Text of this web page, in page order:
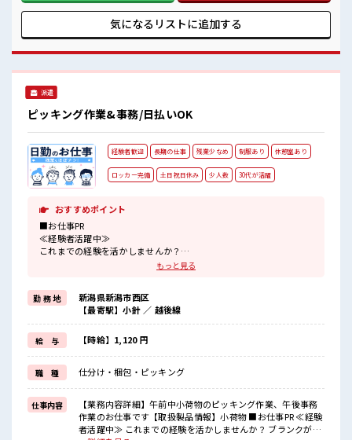
です！ ■職場の雰囲気 休憩室で自分タイム！ のんびりスマホ
チェック♪ 持ち物が多いあなたにもぴったり☆ ロッカー付き
職場♪ 残業はほとんどなし！ プライベートも謳歌できる☆
気になるリストに追加する
派遣
ピッキング作業&事務/日払いOK
経験者歓迎 長期の仕事 残業少なめ 制服あり 休憩室あり
ロッカー完備 土日祝日休み 少人数 30代が活躍
おすすめポイント
■お仕事PR
≪経験者活躍中≫
これまでの経験を活かしませんか？
≪プライベートが充実する≫
場合によってはお願いすることもありますが、
残業はほとんどナシ！
≪土日祝休のお仕事≫
家族や友人と一緒にプライベート満喫！
制服があると毎日の服選びに悩まずOK♪
≪自分に向いている仕事が探せる≫
困った事などがあれば、
担当がしっかりサポートします！
■職場の雰囲気
少人数でアットホームな雰囲気の職場！
もっと見る
勤 務 地
新潟県新潟市西区
【最寄駅】小針 ／ 越後線
給 与 【時給】1,120 円
職 種 仕分け・梱包・ピッキング
仕事内容
【業務内容詳細】午前中小荷物のピッキング作業、午後事務
作業のお仕事です【取扱製品情報】小荷物 ■お仕事PR ≪経験
者活躍中≫ これまでの経験を活かしませんか？ ブランクがあ